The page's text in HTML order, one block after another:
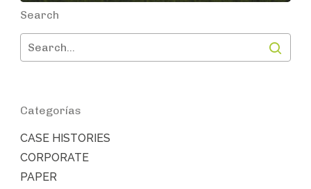
Search
Categorías
CASE HISTORIES
CORPORATE
PAPER